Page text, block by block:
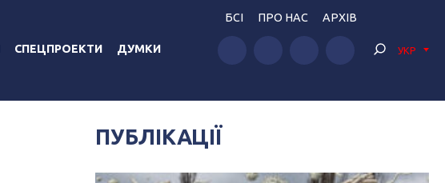
СПЕЦПРОЕКТИ ДУМКИ
БСІ ПРО НАС АРХІВ
УКР
ПУБЛІКАЦІЇ